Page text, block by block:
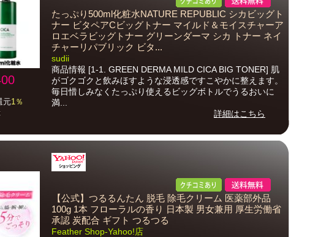
元1％
たっぷり500ml化粧水NATURE REPUBLIC シカビッグト
ナー ビタペアCビッグトナー マイルド＆モイスチャーア
ロエベラビッグトナー グリーンダーマ シカ トナー ネイ
チャーリパブリック ビタ...
sudii
商品情報 [1-1. GREEN DERMA MILD CICA BIG TONER] 肌
がゴクゴクと飲みほすような浸透感ですこやかに整えます。
毎日惜しみなくたっぷり使えるビッグボトルでうるおいに
満...
詳細はこちら
【公式】つるるんたん 脱毛 除毛クリーム 医薬部外品
100g 1本 フローラルの香り 日本製 男女兼用 厚生労働省
承認 炭配合 ギフト つるつる
Feather Shop-Yahoo!店